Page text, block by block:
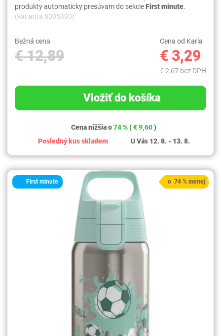
produkty automaticky presúvam do sekcieFirst minute.
(varianta 8095390)
Bežná cena
€ 12,89
Cena od Karla
€ 3,29
€ 2,67 bez DPH
Vložiť do košíka
Cena nižšia o74 % (€ 9,60)
Posledný kus skladem
U Vás 12. 8. - 13. 8.
First minute o 74 % menej